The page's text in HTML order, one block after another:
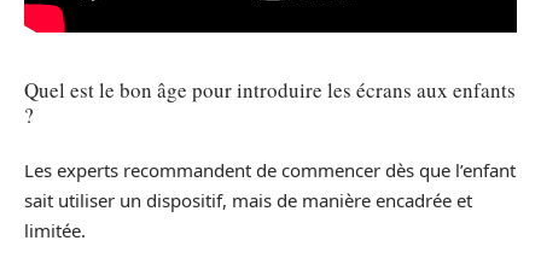
Quel est le bon âge pour introduire les écrans aux enfants
?
Les experts recommandent de commencer dès que l’enfant
sait utiliser un dispositif, mais de manière encadrée et
limitée.